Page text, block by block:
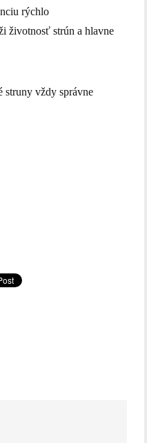
rýchlo
životnosť strún a hlavne
struny vždy správne